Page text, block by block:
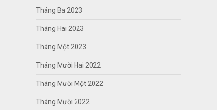
Tháng Ba 2023
Tháng Hai 2023
Tháng Một 2023
Tháng Mười Hai 2022
Tháng Mười Một 2022
Tháng Mười 2022